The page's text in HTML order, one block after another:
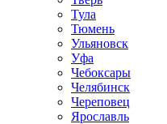
Тула
Тюмень
Ульяновск
Уфа
Чебоксары
Челябинск
Череповец
Ярославль